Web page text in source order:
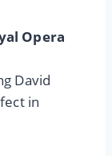
Opera
David
in